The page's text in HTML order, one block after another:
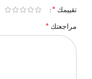
تقييمك *
مراجعتك *